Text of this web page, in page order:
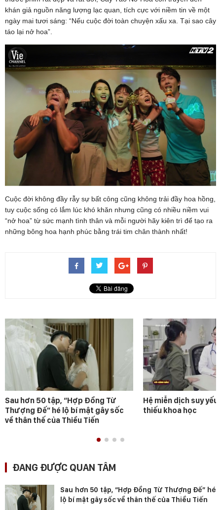
khán giả nguồn năng lượng lạc quan, tích cực với niềm tin về một
ngày mai tươi sáng: “Nếu cuộc đời toàn chuyện xấu xa. Tại sao cây
táo lại nở hoa”.
Cuộc đời không đầy rẫy sự bất công cũng không trải đầy hoa hồng,
tuy cuộc sống có lắm lúc khó khăn nhưng cũng có nhiều niềm vui
“nở hoa” từ sức mạnh tình thân và mỗi người hãy kiên trì để tạo ra
những bông hoa hạnh phúc bằng trái tim chân thành nhất!
Sau hơn 50 tập, “Hợp Đồng Từ
Thượng Đế” hé lộ bí mật gây sốc
về thân thế của Thiều Tiến
Hệ miễn dịch suy
thiếu khoa học
ĐANG ĐƯỢC QUAN TÂM
Sau hơn 50 tập, “Hợp Đồng Từ Thượng Đế” hé
lộ bí mật gây sốc về thân thế của Thiều Tiến